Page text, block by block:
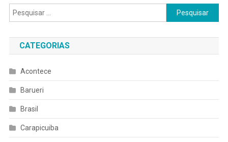
Pesquisar
por:
CATEGORIAS
Acontece
Barueri
Brasil
Carapicuiba